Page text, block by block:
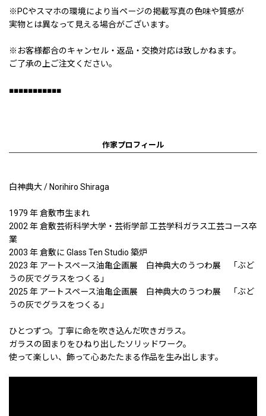
※PCやスマホの環境により当ページの掲載写真の色味や質感が
実物とは異なって見える場合がございます。
※お客様都合のキャンセル・返品・交換対応は致しかねます。
ご了承の上ご注文ください。
■■■■■■■■■■■
作家プロフィール
白神典大 / Norihiro Shiraga
1979 年 倉敷市生まれ
2002 年 倉敷芸術科学大学・芸術学部 工芸学科ガラス工芸コース卒
業
2003 年 倉敷に Glass Ten Studio 築炉
2023 年 アートスペース油亀企画展 白神典大のうつわ展 「ぶど
うの灰でグラスをつくる」
2025 年 アートスペース油亀企画展 白神典大のうつわ展 「ぶど
うの灰でグラスをつくる」
ひとつずつ。丁寧に命を吹き込んだ吹きガラス。
ガラスの固まりをひねり出したソリッドワーク。
使って楽しい、飾って心あたたまる作品を生み出します。